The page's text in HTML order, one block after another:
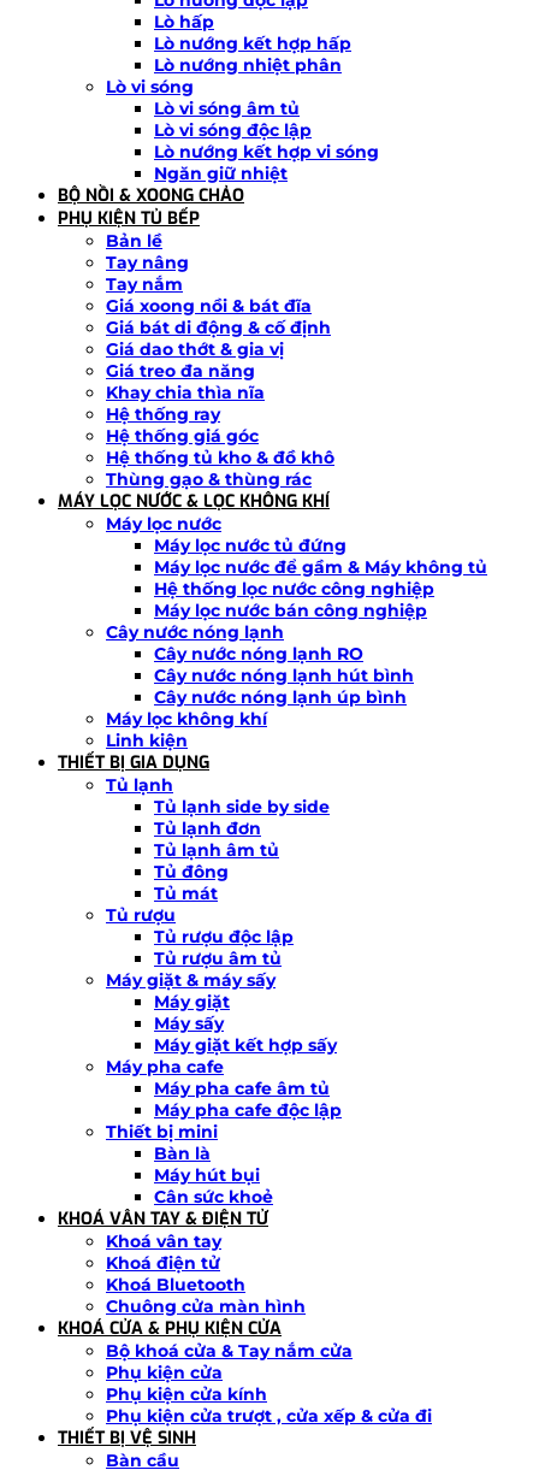
Lò hấp
Lò nướng kết hợp hấp
Lò nướng nhiệt phân
Lò vi sóng
Lò vi sóng âm tủ
Lò vi sóng độc lập
Lò nướng kết hợp vi sóng
Ngăn giữ nhiệt
BỘ NỒI & XOONG CHẢO
PHỤ KIỆN TỦ BẾP
Bản lề
Tay nâng
Tay nắm
Giá xoong nồi & bát đĩa
Giá bát di động & cố định
Giá dao thớt & gia vị
Giá treo đa năng
Khay chia thìa nĩa
Hệ thống ray
Hệ thống giá góc
Hệ thống tủ kho & đồ khô
Thùng gạo & thùng rác
MÁY LỌC NƯỚC & LỌC KHÔNG KHÍ
Máy lọc nước
Máy lọc nước tủ đứng
Máy lọc nước để gầm & Máy không tủ
Hệ thống lọc nước công nghiệp
Máy lọc nước bán công nghiệp
Cây nước nóng lạnh
Cây nước nóng lạnh RO
Cây nước nóng lạnh hút bình
Cây nước nóng lạnh úp bình
Máy lọc không khí
Linh kiện
THIẾT BỊ GIA DỤNG
Tủ lạnh
Tủ lạnh side by side
Tủ lạnh đơn
Tủ lạnh âm tủ
Tủ đông
Tủ mát
Tủ rượu
Tủ rượu độc lập
Tủ rượu âm tủ
Máy giặt & máy sấy
Máy giặt
Máy sấy
Máy giặt kết hợp sấy
Máy pha cafe
Máy pha cafe âm tủ
Máy pha cafe độc lập
Thiết bị mini
Bàn là
Máy hút bụi
Cân sức khoẻ
KHOÁ VÂN TAY & ĐIỆN TỬ
Khoá vân tay
Khoá điện tử
Khoá Bluetooth
Chuông cửa màn hình
KHOÁ CỬA & PHỤ KIỆN CỬA
Bộ khoá cửa & Tay nắm cửa
Phụ kiện cửa
Phụ kiện cửa kính
Phụ kiện cửa trượt , cửa xếp & cửa đi
THIẾT BỊ VỆ SINH
Bàn cầu